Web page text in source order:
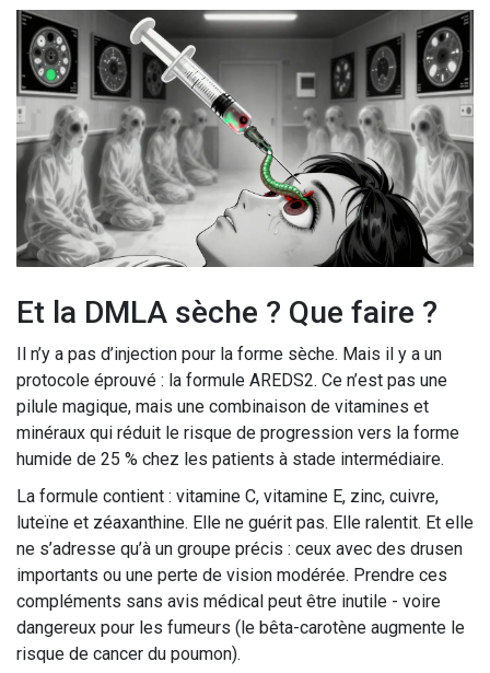
Et la DMLA sèche ? Que faire ?
Il n’y a pas d’injection pour la forme sèche. Mais il y a un
protocole éprouvé : la formule AREDS2. Ce n’est pas une
pilule magique, mais une combinaison de vitamines et
minéraux qui réduit le risque de progression vers la forme
humide de 25 % chez les patients à stade intermédiaire.
La formule contient : vitamine C, vitamine E, zinc, cuivre,
luteïne et zéaxanthine. Elle ne guérit pas. Elle ralentit. Et elle
ne s’adresse qu’à un groupe précis : ceux avec des drusen
importants ou une perte de vision modérée. Prendre ces
compléments sans avis médical peut être inutile - voire
dangereux pour les fumeurs (le bêta-carotène augmente le
risque de cancer du poumon).